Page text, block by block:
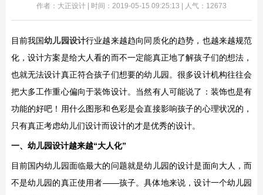
作者：大正设计 | 时间：2019-05-15 09:25:13 | 人气：12673
目前我国幼儿园设计行业越来越趋向同质化的趋势，也越来越规范
化，设计方案是给大人看的而不一定能真正地了解孩子们的想法，
也就无法设计真正符合孩子们想要的幼儿园。很多设计机构往往会
把大多工作重心偏向于装饰设计。当然有人可能说了：装饰也是有
功能的好吧！用什么图形和色彩是会直接影响孩子的心理状况的，
只有真正考虑幼儿们设计而设计的才是优秀的设计。
一、幼儿园设计越来越“大人化”
目前国内幼儿园面临最大的问题就是幼儿园的设计是面向大人，而
不是幼儿园的真正使用者——孩子。具体地来说，设计一个幼儿园